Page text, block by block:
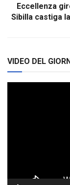
Eccellenza
Sibilla castiga
VIDEO DEL